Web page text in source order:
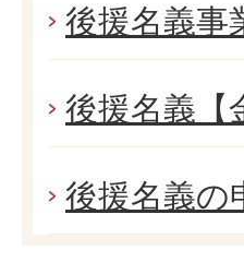
後援名義事
後援名義【
後援名義の